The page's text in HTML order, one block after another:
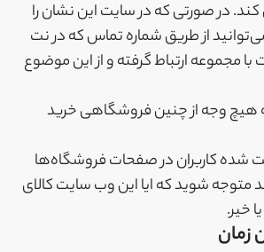
کند. در صورتی که در سایت این نشان را
از طریق شماره تماس که در نت
مجموعه ارتباط گرفته و از این موضوع
هیچ وجه از چنین فروشگاهی خرید
شده کاربران در صفحات فروشگاه‌ها
شوید که ایا این وب سایت کالای
خیر.
زمان